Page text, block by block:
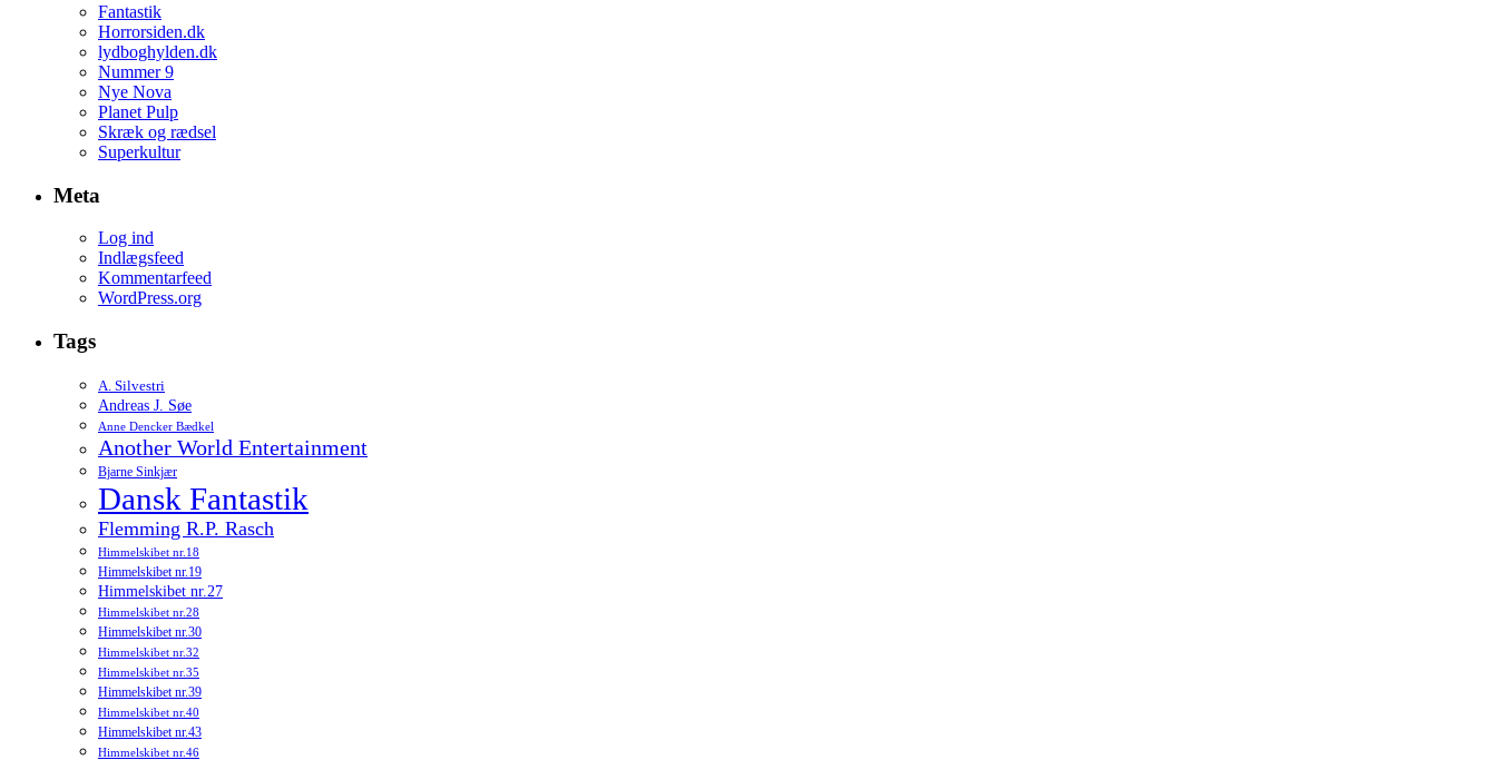
Fantastik
Horrorsiden.dk
lydboghylden.dk
Nummer 9
Nye Nova
Planet Pulp
Skræk og rædsel
Superkultur
Meta
Log ind
Indlægsfeed
Kommentarfeed
WordPress.org
Tags
A. Silvestri
Andreas J. Søe
Anne Dencker Bædkel
Another World Entertainment
Bjarne Sinkjær
Dansk Fantastik
Flemming R.P. Rasch
Himmelskibet nr.18
Himmelskibet nr.19
Himmelskibet nr.27
Himmelskibet nr.28
Himmelskibet nr.30
Himmelskibet nr.32
Himmelskibet nr.35
Himmelskibet nr.39
Himmelskibet nr.40
Himmelskibet nr.43
Himmelskibet nr.46